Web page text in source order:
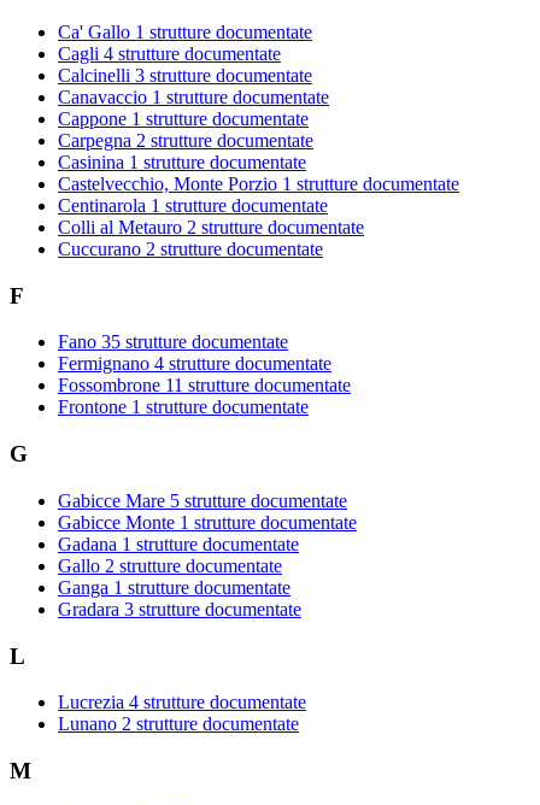
Ca' Gallo 1 strutture documentate
Cagli 4 strutture documentate
Calcinelli 3 strutture documentate
Canavaccio 1 strutture documentate
Cappone 1 strutture documentate
Carpegna 2 strutture documentate
Casinina 1 strutture documentate
Castelvecchio, Monte Porzio 1 strutture documentate
Centinarola 1 strutture documentate
Colli al Metauro 2 strutture documentate
Cuccurano 2 strutture documentate
F
Fano 35 strutture documentate
Fermignano 4 strutture documentate
Fossombrone 11 strutture documentate
Frontone 1 strutture documentate
G
Gabicce Mare 5 strutture documentate
Gabicce Monte 1 strutture documentate
Gadana 1 strutture documentate
Gallo 2 strutture documentate
Ganga 1 strutture documentate
Gradara 3 strutture documentate
L
Lucrezia 4 strutture documentate
Lunano 2 strutture documentate
M